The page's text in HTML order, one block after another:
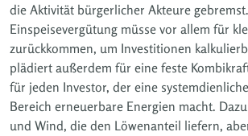
die Aktivität bürgerlicher Akteure
Einspeisevergütung müsse vor allem für
zurückkommen, um Investitionen
plädiert außerdem für eine feste
für jeden Investor, der eine
Bereich erneuerbare Energien macht.
und Wind, die den Löwenanteil liefern,